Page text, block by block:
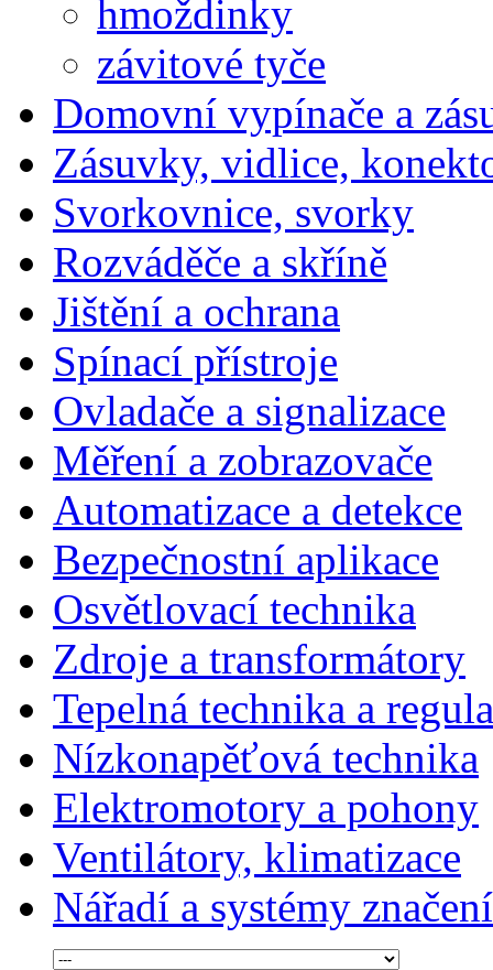
hmoždinky
závitové tyče
Domovní vypínače a
Zásuvky, vidlice,
Svorkovnice, svorky
Rozváděče a skříně
Jištění a ochrana
Spínací přístroje
Ovladače a signalizace
Měření a zobrazovače
Automatizace a detekce
Bezpečnostní aplikace
Osvětlovací technika
Zdroje a transformátory
Tepelná technika a
Nízkonapěťová technika
Elektromotory a pohony
Ventilátory, klimatizace
Nářadí a systémy značení